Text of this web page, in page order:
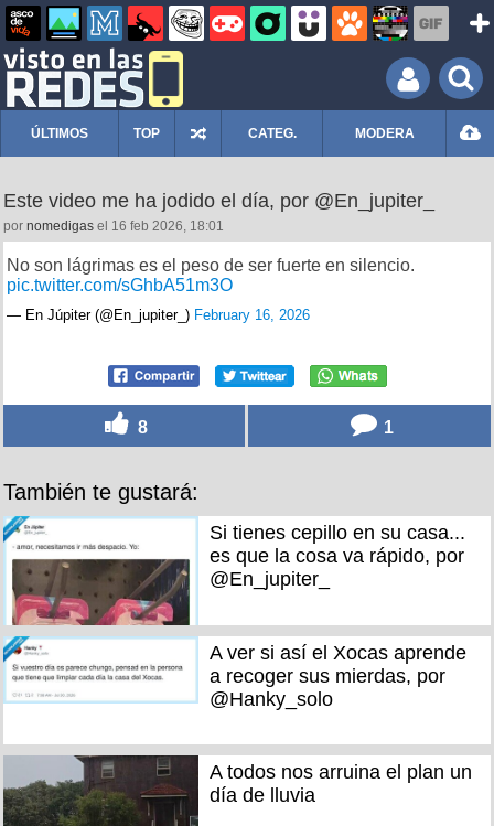
ÚLTIMOS TOP CATEG. MODERA
Este video me ha jodido el día, por @En_jupiter_
por nomedigas el 16 feb 2026, 18:01
No son lágrimas es el peso de ser fuerte en silencio.
pic.twitter.com/sGhbA51m3O
— En Júpiter (@En_jupiter_) February 16, 2026
8 1
También te gustará:
Si tienes cepillo en su casa...
es que la cosa va rápido, por
@En_jupiter_
A ver si así el Xocas aprende
a recoger sus mierdas, por
@Hanky_solo
A todos nos arruina el plan un
día de lluvia